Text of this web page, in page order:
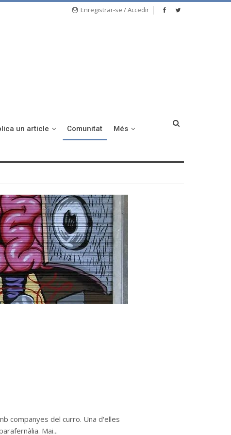
Enregistrar-se / Accedir
un article Comunitat Més
companyes del curro. Una d'elles
Mai...